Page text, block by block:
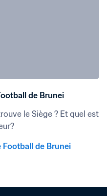
de Brunei
le Siège ? Et quel est
Football de Brunei